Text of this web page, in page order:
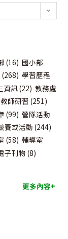
(16) 國小部
(268) 學習歷程
資訊(22) 教務處
教師研習 (251)
(99) 營隊活動
賽或活動(244)
(58) 輔導室
子刊物 (8)
更多內容+